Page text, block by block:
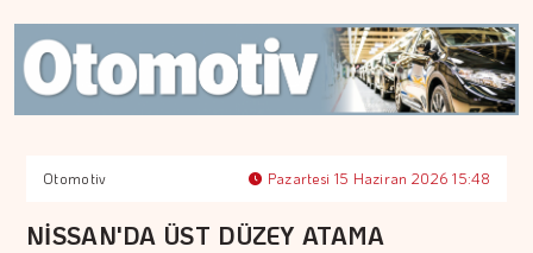
Otomotiv Pazartesi 15 Haziran 2026 15:48
NİSSAN'DA ÜST DÜZEY ATAMA